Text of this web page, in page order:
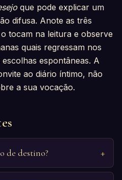
que pode explicar um
difusa. Anote as três
tocam na leitura e observe
quais regressam nos
espontâneas. A
ao diário íntimo, não
a sua vocação.
de destino?